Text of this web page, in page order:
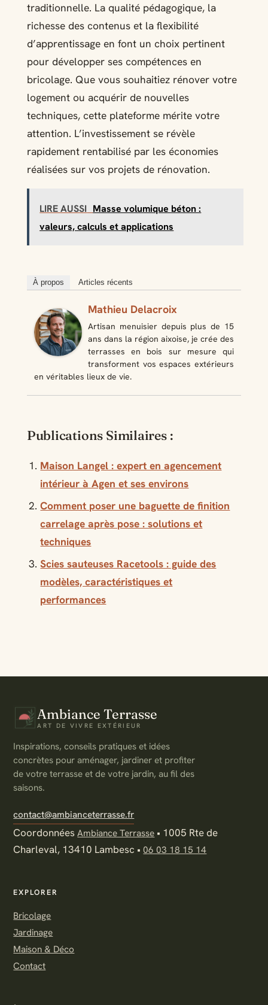
traditionnelle. La qualité pédagogique, la
richesse des contenus et la flexibilité
d’apprentissage en font un choix pertinent
pour développer ses compétences en
bricolage. Que vous souhaitiez rénover votre
logement ou acquérir de nouvelles
techniques, cette plateforme mérite votre
attention. L’investissement se révèle
rapidement rentabilisé par les économies
réalisées sur vos projets de rénovation.
LIRE AUSSI Masse volumique béton :
valeurs, calculs et applications
À propos Articles récents
Mathieu Delacroix
Artisan menuisier depuis plus de 15
ans dans la région aixoise, je crée des
terrasses en bois sur mesure qui
transforment vos espaces extérieurs
en véritables lieux de vie.
Publications Similaires :
Maison Langel : expert en agencement
intérieur à Agen et ses environs
Comment poser une baguette de finition
carrelage après pose : solutions et
techniques
Scies sauteuses Racetools : guide des
modèles, caractéristiques et
performances
Ambiance Terrasse
ART DE VIVRE EXTÉRIEUR
Inspirations, conseils pratiques et idées
concrètes pour aménager, jardiner et profiter
de votre terrasse et de votre jardin, au fil des
saisons.
contact@ambianceterrasse.fr
Coordonnées Ambiance Terrasse • 1005 Rte de
Charleval, 13410 Lambesc •06 03 18 15 14
EXPLORER
Bricolage
Jardinage
Maison & Déco
Contact